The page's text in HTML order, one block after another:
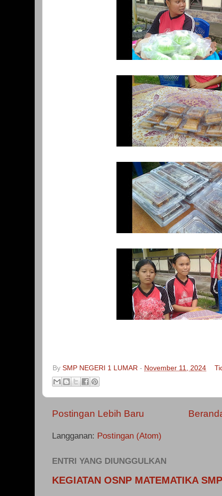
By SMP NEGERI 1 LUMAR - November 11, 2024
Postingan Lebih Baru
Langganan: Postingan (Atom)
ENTRI YANG DIUNGGULKAN
KEGIATAN OSNP MATEMATIKA